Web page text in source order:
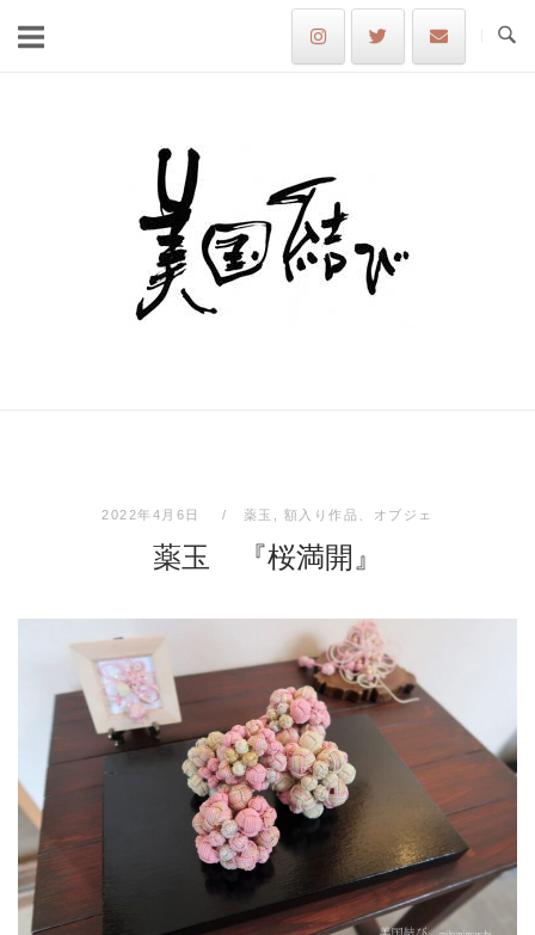
Home
2022年4月6日 薬玉 額入り作品、オブジェ
薬玉 『桜満開』